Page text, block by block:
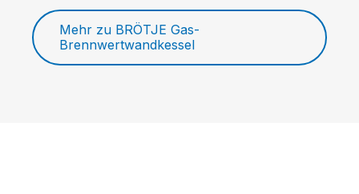
Mehr zu BRÖTJE Gas-
Brennwertwandkessel